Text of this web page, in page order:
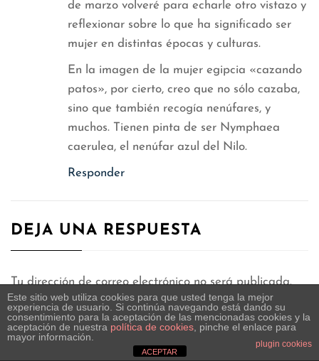
de marzo volveré para echarle otro vistazo y
reflexionar sobre lo que ha significado ser
mujer en distintas épocas y culturas.
En la imagen de la mujer egipcia «cazando
patos», por cierto, creo que no sólo cazaba,
sino que también recogía nenúfares, y
muchos. Tienen pinta de ser Nymphaea
caerulea, el nenúfar azul del Nilo.
Responder
DEJA UNA RESPUESTA
Tu dirección de correo electrónico no será publicada.
Los campos obligatorios están marcados con*
COMENTARIO
Este sitio web utiliza cookies para que usted tenga la mejor
experiencia de usuario. Si continúa navegando está dando su
consentimiento para la aceptación de las mencionadas cookies y la
aceptación de nuestra política de cookies , pinche el enlace para
mayor información.
plugin cookies
ACEPTAR